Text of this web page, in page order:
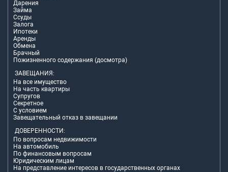
Дарения
Займа
Ссуды
Залога
Ипотеки
Аренды
Обмена
Брачный
Пожизненного содержания (досмотра)
ЗАВЕЩАНИЯ:
На все имущество
На часть квартиры
Супругов
Секретное
С условием
Завещательный отказ в завещании
ДОВЕРЕННОСТИ:
По вопросам недвижимости
На автомобиль
По финансовым вопросам
Юридическим лицам
На представление интересов в государственных органах